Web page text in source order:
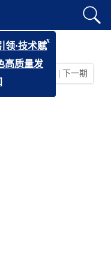
1期
下一期
领·技术赋
高质量发